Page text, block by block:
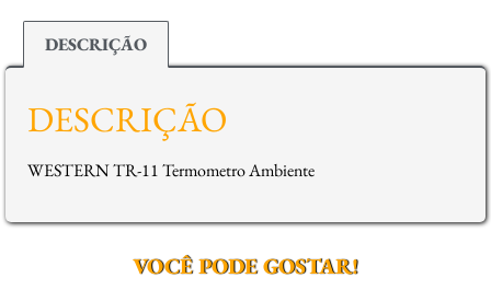
DESCRIÇÃO
DESCRIÇÃO
WESTERN TR-11 Termometro Ambiente
VOCÊ PODE GOSTAR!